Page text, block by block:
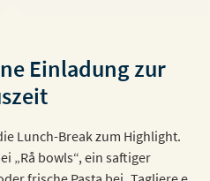
Einladung zur
Lunch-Break zum Highlight.
„Rå bowls“, ein saftiger